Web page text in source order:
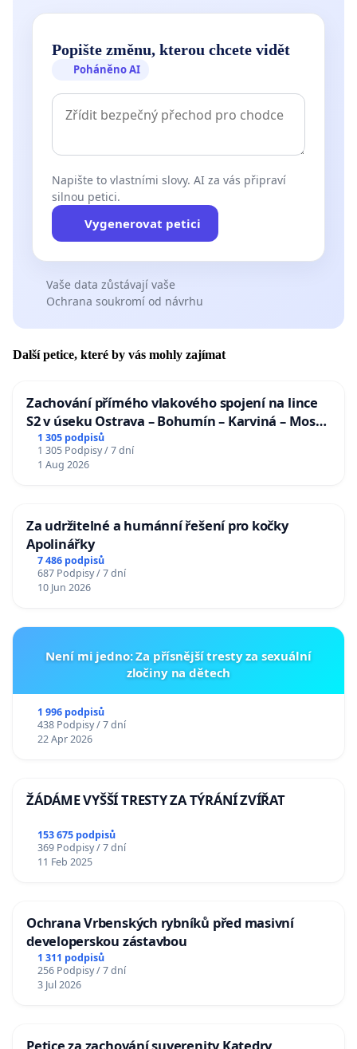
Popište změnu, kterou chcete vidět
Poháněno AI
Napište to vlastními slovy. AI za vás připraví
silnou petici.
Vygenerovat petici
Vaše data zůstávají vaše
Ochrana soukromí od návrhu
Další petice, které by vás mohly zajímat
Zachování přímého vlakového spojení na lince
S2 v úseku Ostrava – Bohumín – Karviná – Mosty
u Jablunkova
1 305 podpisů
1 305 Podpisy / 7 dní
1 Aug 2026
Za udržitelné a humánní řešení pro kočky
Apolinářky
7 486 podpisů
687 Podpisy / 7 dní
10 Jun 2026
Není mi jedno: Za přísnější tresty za sexuální
zločiny na dětech
1 996 podpisů
438 Podpisy / 7 dní
22 Apr 2026
ŽÁDÁME VYŠŠÍ TRESTY ZA TÝRÁNÍ ZVÍŘAT
153 675 podpisů
369 Podpisy / 7 dní
11 Feb 2025
Ochrana Vrbenských rybníků před masivní
developerskou zástavbou
1 311 podpisů
256 Podpisy / 7 dní
3 Jul 2026
Petice za zachování suverenity Katedry